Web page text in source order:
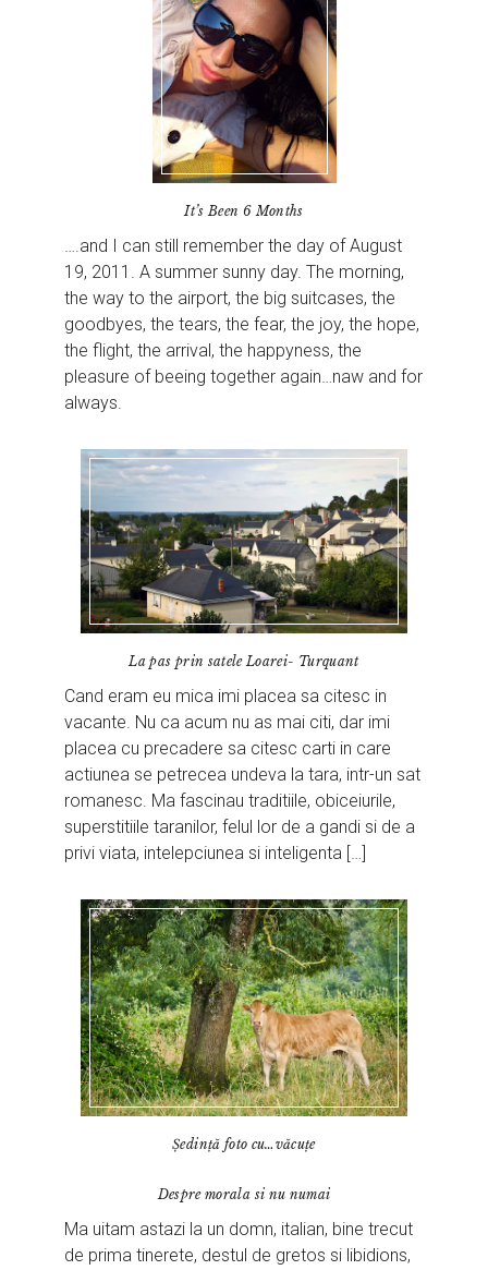
It’s Been 6 Months
….and I can still remember the day of August
19, 2011. A summer sunny day. The morning,
the way to the airport, the big suitcases, the
goodbyes, the tears, the fear, the joy, the hope,
the flight, the arrival, the happyness, the
pleasure of beeing together again…naw and for
always.
La pas prin satele Loarei- Turquant
Cand eram eu mica imi placea sa citesc in
vacante. Nu ca acum nu as mai citi, dar imi
placea cu precadere sa citesc carti in care
actiunea se petrecea undeva la tara, intr-un sat
romanesc. Ma fascinau traditiile, obiceiurile,
superstitiile taranilor, felul lor de a gandi si de a
privi viata, intelepciunea si inteligenta […]
Ședință foto cu…văcuțe
Despre morala si nu numai
Ma uitam astazi la un domn, italian, bine trecut
de prima tinerete, destul de gretos si libidions,